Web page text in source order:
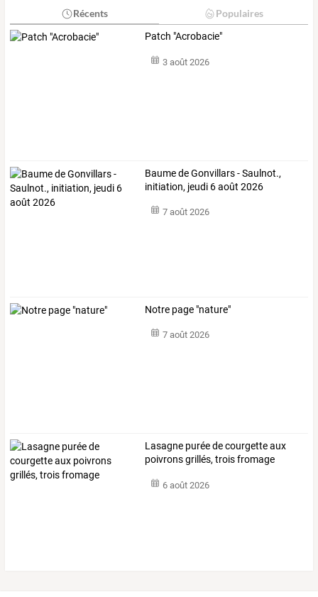
Récents Populaires
Patch "Acrobacie"
3 août 2026
Baume de Gonvillars - Saulnot.,
initiation, jeudi 6 août 2026
7 août 2026
Notre page "nature"
7 août 2026
Lasagne purée de courgette aux
poivrons grillés, trois fromage
6 août 2026